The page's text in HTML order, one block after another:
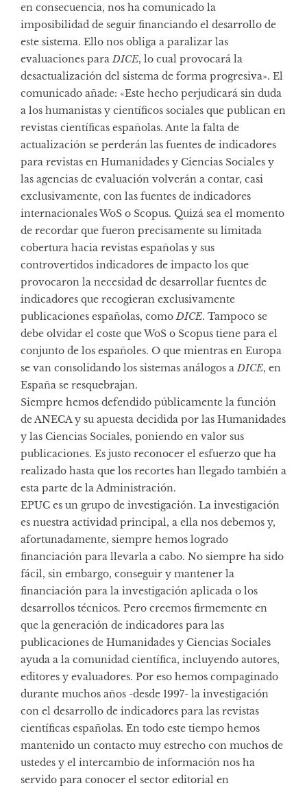
en consecuencia, nos ha comunicado la
imposibilidad de seguir financiando el desarrollo de
este sistema. Ello nos obliga a paralizar las
evaluaciones paraDICE, lo cual provocará la
desactualización del sistema de forma progresiva». El
comunicado añade: «Este hecho perjudicará sin duda
a los humanistas y científicos sociales que publican en
revistas científicas españolas. Ante la falta de
actualización se perderán las fuentes de indicadores
para revistas en Humanidades y Ciencias Sociales y
las agencias de evaluación volverán a contar, casi
exclusivamente, con las fuentes de indicadores
internacionales WoS o Scopus. Quizá sea el momento
de recordar que fueron precisamente su limitada
cobertura hacia revistas españolas y sus
controvertidos indicadores de impacto los que
provocaron la necesidad de desarrollar fuentes de
indicadores que recogieran exclusivamente
publicaciones españolas, comoDICE. Tampoco se
debe olvidar el coste que WoS o Scopus tiene para el
conjunto de los españoles. O que mientras en Europa
se van consolidando los sistemas análogos aDICE, en
España se resquebrajan.
Siempre hemos defendido públicamente la función
de ANECA y su apuesta decidida por las Humanidades
y las Ciencias Sociales, poniendo en valor sus
publicaciones. Es justo reconocer el esfuerzo que ha
realizado hasta que los recortes han llegado también a
esta parte de la Administración.
EPUC es un grupo de investigación. La investigación
es nuestra actividad principal, a ella nos debemos y,
afortunadamente, siempre hemos logrado
financiación para llevarla a cabo. No siempre ha sido
fácil, sin embargo, conseguir y mantener la
financiación para la investigación aplicada o los
desarrollos técnicos. Pero creemos firmemente en
que la generación de indicadores para las
publicaciones de Humanidades y Ciencias Sociales
ayuda a la comunidad científica, incluyendo autores,
editores y evaluadores. Por eso hemos compaginado
durante muchos años -desde 1997- la investigación
con el desarrollo de indicadores para las revistas
científicas españolas. En todo este tiempo hemos
mantenido un contacto muy estrecho con muchos de
ustedes y el intercambio de información nos ha
servido para conocer el sector editorial en